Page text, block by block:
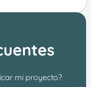
mi proyecto?